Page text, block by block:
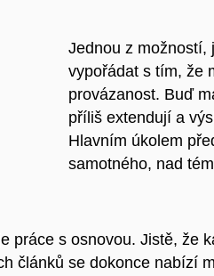
Jednou z možností,
vypořádat s tím, že
provázanost. Buď
příliš extendují a
Hlavním úkolem
samotného, nad
práce s osnovou. Jistě, že
článků se dokonce nabízí